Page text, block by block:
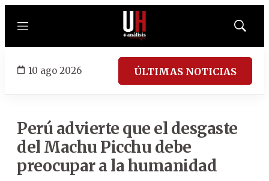
Menú
Mostrar
10 ago 2026 ÚLTIMAS NOTICIAS
Perú advierte que el desgaste
del Machu Picchu debe
preocupar a la humanidad